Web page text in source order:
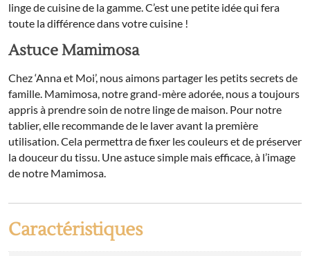
linge de cuisine de la gamme. C’est une petite idée qui fera
toute la différence dans votre cuisine !
Astuce Mamimosa
Chez ‘Anna et Moi’, nous aimons partager les petits secrets de
famille. Mamimosa, notre grand-mère adorée, nous a toujours
appris à prendre soin de notre linge de maison. Pour notre
tablier, elle recommande de le laver avant la première
utilisation. Cela permettra de fixer les couleurs et de préserver
la douceur du tissu. Une astuce simple mais efficace, à l’image
de notre Mamimosa.
Caractéristiques